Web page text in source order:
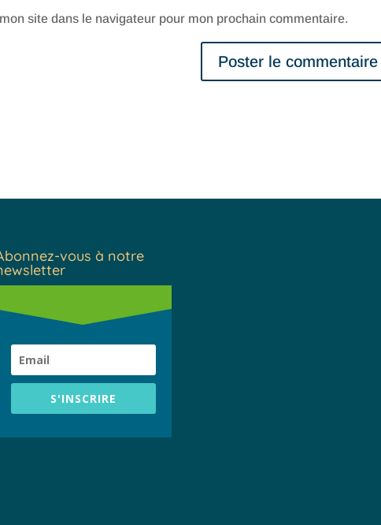
site dans le navigateur pour mon prochain commentaire.
vous à notre
S'INSCRIRE